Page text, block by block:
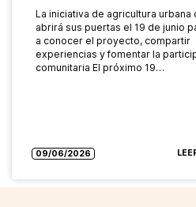
La iniciativa de agricultura urbana
abrirá sus puertas el 19 de junio
a conocer el proyecto, compartir
experiencias y fomentar la
comunitaria El próximo 19…
09/06/2026